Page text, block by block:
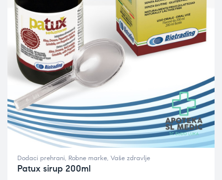
Dodaci prehrani, Robne marke, Vaše zdravlje
Patux sirup 200ml